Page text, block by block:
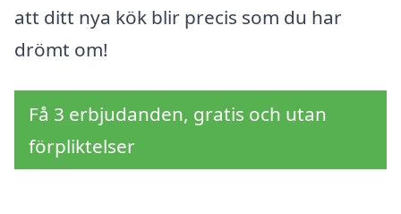
att ditt nya kök blir precis som du har
drömt om!
Få 3 erbjudanden, gratis och utan
förpliktelser